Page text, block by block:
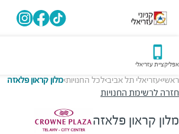
אפליקציית עזריאלי
ראשי>עזריאלי תל אביב>לכל החנויות>מלון קראון פלאזה
חזרה לרשימת החנויות
מלון קראון פלאזה